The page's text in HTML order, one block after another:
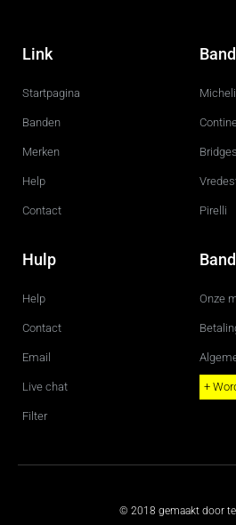
c
e
o
g
r
Link
Startpagina
Banden
Merken
Help
Contact Pirelli
Hulp
Help
Contact
Email
Live chat
Filter
Onze
+
© 2018 gemaakt door